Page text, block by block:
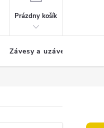
Prázdny košík
Závesy a uzávery brán